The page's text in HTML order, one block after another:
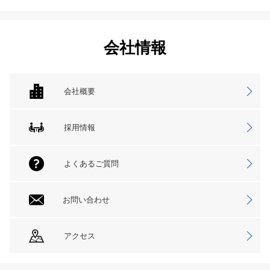
会社情報
会社概要
採用情報
よくあるご質問
お問い合わせ
アクセス